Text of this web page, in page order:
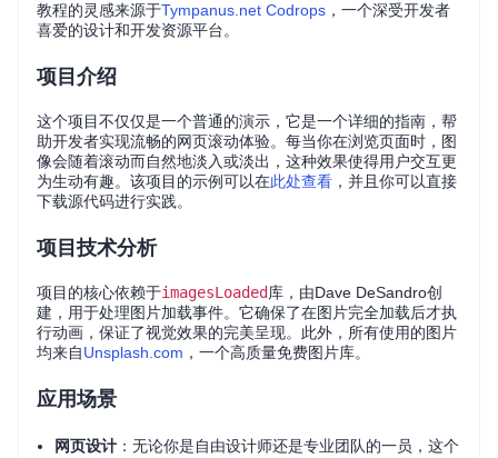
教程的灵感来源于Tympanus.net Codrops ，一个深受开发者
喜爱的设计和开发资源平台。
项目介绍
这个项目不仅仅是一个普通的演示，它是一个详细的指南，帮
助开发者实现流畅的网页滚动体验。每当你在浏览页面时，图
像会随着滚动而自然地淡入或淡出，这种效果使得用户交互更
为生动有趣。该项目的示例可以在此处查看 ，并且你可以直接
下载源代码进行实践。
项目技术分析
项目的核心依赖于imagesLoaded 库，由Dave DeSandro创
建，用于处理图片加载事件。它确保了在图片完全加载后才执
行动画，保证了视觉效果的完美呈现。此外，所有使用的图片
均来自Unsplash.com ，一个高质量免费图片库。
应用场景
网页设计 ：无论你是自由设计师还是专业团队的一员，这个